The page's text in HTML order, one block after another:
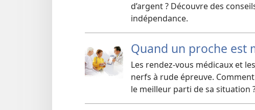
d’argent ? Découvre des
indépendance.
Quand un proche est
Les rendez-vous médicaux et
nerfs à rude épreuve.
le meilleur parti de sa situation